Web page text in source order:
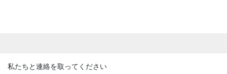
私たちと連絡を取ってください